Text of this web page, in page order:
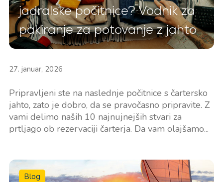
jadralske počitnice? Vodnik za
pakiranje za potovanje z jahto
27. januar, 2026
Pripravljeni ste na naslednje počitnice s čartersko
jahto, zato je dobro, da se pravočasno pripravite. Z
vami delimo naših 10 najnujnejših stvari za
prtljago ob rezervaciji čarterja. Da vam olajšamo...
Blog